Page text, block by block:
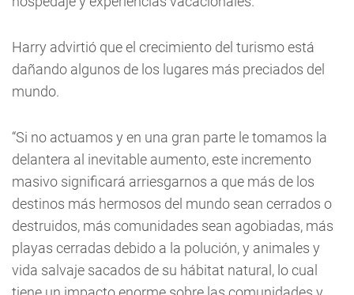
Harry advirtió que el crecimiento del turismo está
dañando algunos de los lugares más preciados del
mundo.
“Si no actuamos y en una gran parte le tomamos la
delantera al inevitable aumento, este incremento
masivo significará arriesgarnos a que más de los
destinos más hermosos del mundo sean cerrados o
destruidos, más comunidades sean agobiadas, más
playas cerradas debido a la polución, y animales y
vida salvaje sacados de su hábitat natural, lo cual